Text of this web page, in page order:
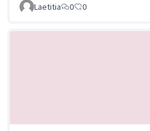
Laetitia 0 0